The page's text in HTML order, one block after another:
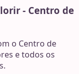
- Centro de
o Centro de
e todos os